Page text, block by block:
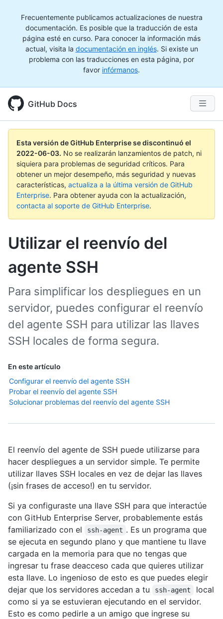
Frecuentemente publicamos actualizaciones de nuestra
documentación. Es posible que la traducción de esta
página esté en curso. Para conocer la información más
actual, visita la documentación en inglés. Si existe un
problema con las traducciones en esta página, por
favor infórmanos.
GitHub Docs
Esta versión de GitHub Enterprise se discontinuó el
2022-06-03. No se realizarán lanzamientos de patch, ni
siquiera para problemas de seguridad críticos. Para
obtener un mejor desempeño, más seguridad y nuevas
características, actualiza a la última versión de GitHub
Enterprise. Para obtener ayuda con la actualización,
contacta al soporte de GitHub Enterprise.
Utilizar el reenvío del
agente SSH
En este artículo
Configurar el reenvío del agente SSH
Probar el reenvío del agente SSH
Solucionar problemas del reenvío del agente SSH
Para simplificar los despliegues en un
servidor, puedes configurar el reenvío
del agente SSH para utilizar las llaves
SSH locales de forma segura.
El reenvío del agente de SSH puede utilizarse para
hacer despliegues a un servidor simple. Te permite
utilizar llaves SSH locales en vez de dejar las llaves
(¡sin frases de acceso!) en tu servidor.
Si ya configuraste una llave SSH para que interactúe
con GitHub Enterprise Server, probablemente estás
familiarizado con el
ssh-agent . Es un programa que
se ejecuta en segundo plano y que mantiene tu llave
cargada en la memoria para que no tengas que
ingresar tu frase deacceso cada que quieres utilizar
esta llave. Lo ingenioso de esto es que puedes elegir
dejar que los servidores accedan a tu
ssh-agent
local
como si ya se estuvieran ejecutando en el servidor.
Esto es como pedirle a un amigo que ingrese su